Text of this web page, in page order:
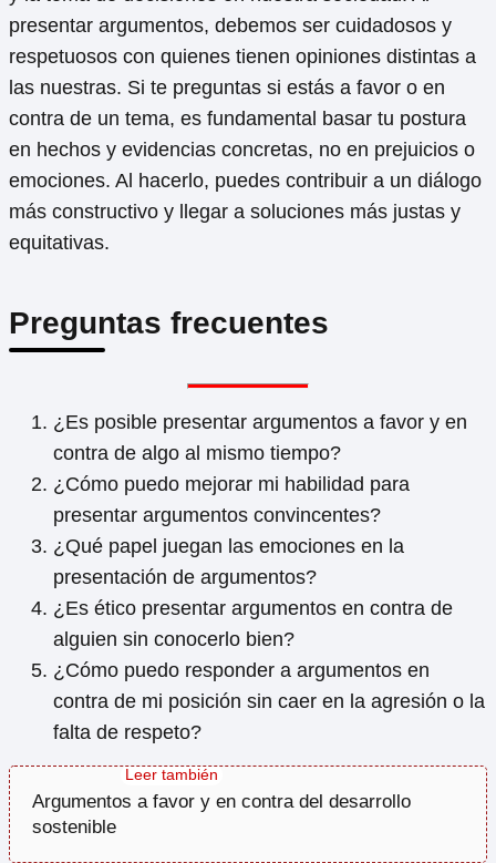
presentar argumentos, debemos ser cuidadosos y
respetuosos con quienes tienen opiniones distintas a
las nuestras. Si te preguntas si estás a favor o en
contra de un tema, es fundamental basar tu postura
en hechos y evidencias concretas, no en prejuicios o
emociones. Al hacerlo, puedes contribuir a un diálogo
más constructivo y llegar a soluciones más justas y
equitativas.
Preguntas frecuentes
¿Es posible presentar argumentos a favor y en
contra de algo al mismo tiempo?
¿Cómo puedo mejorar mi habilidad para
presentar argumentos convincentes?
¿Qué papel juegan las emociones en la
presentación de argumentos?
¿Es ético presentar argumentos en contra de
alguien sin conocerlo bien?
¿Cómo puedo responder a argumentos en
contra de mi posición sin caer en la agresión o la
falta de respeto?
Argumentos a favor y en contra del desarrollo
sostenible